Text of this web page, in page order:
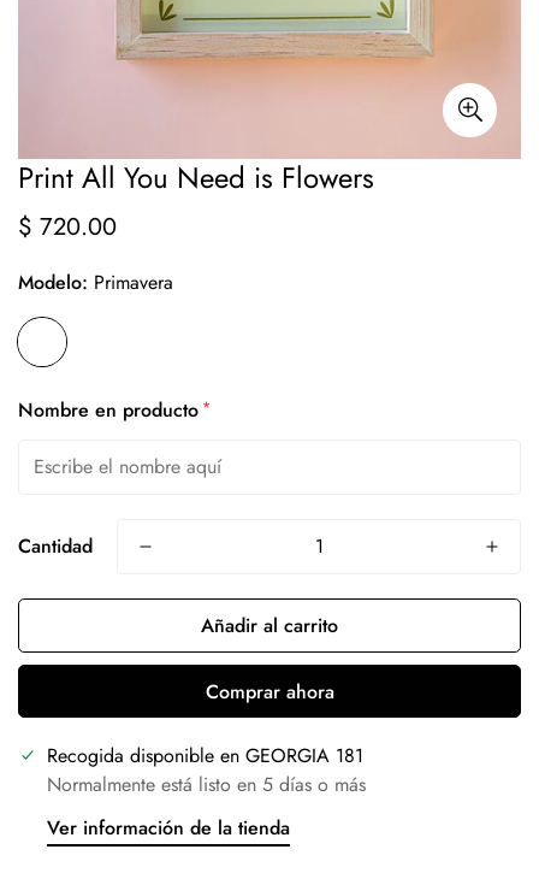
Print All You Need is Flowers
Precio
$ 720.00
Modelo: Primavera
Nombre en producto *
Cantidad
Añadir al carrito
Comprar ahora
Recogida disponible en GEORGIA 181
Normalmente está listo en 5 días o más
Ver información de la tienda